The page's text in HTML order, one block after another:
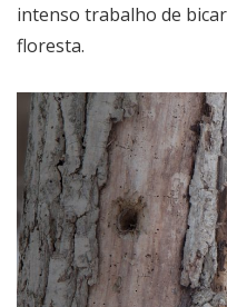
intenso trabalho de
floresta.